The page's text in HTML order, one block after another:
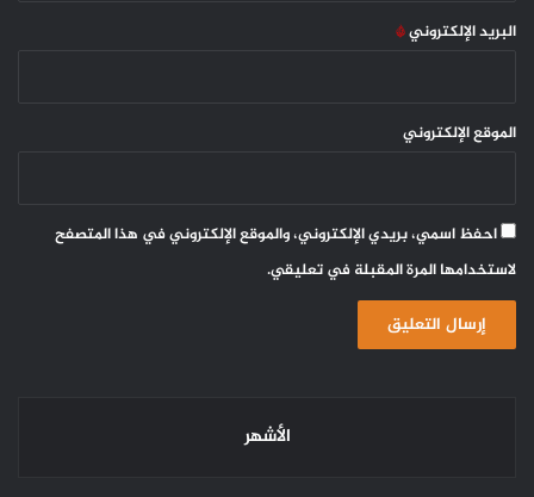
البريد الإلكتروني*
الموقع الإلكتروني
احفظ اسمي، بريدي الإلكتروني، والموقع الإلكتروني في هذا المتصفح
لاستخدامها المرة المقبلة في تعليقي.
الأشهر